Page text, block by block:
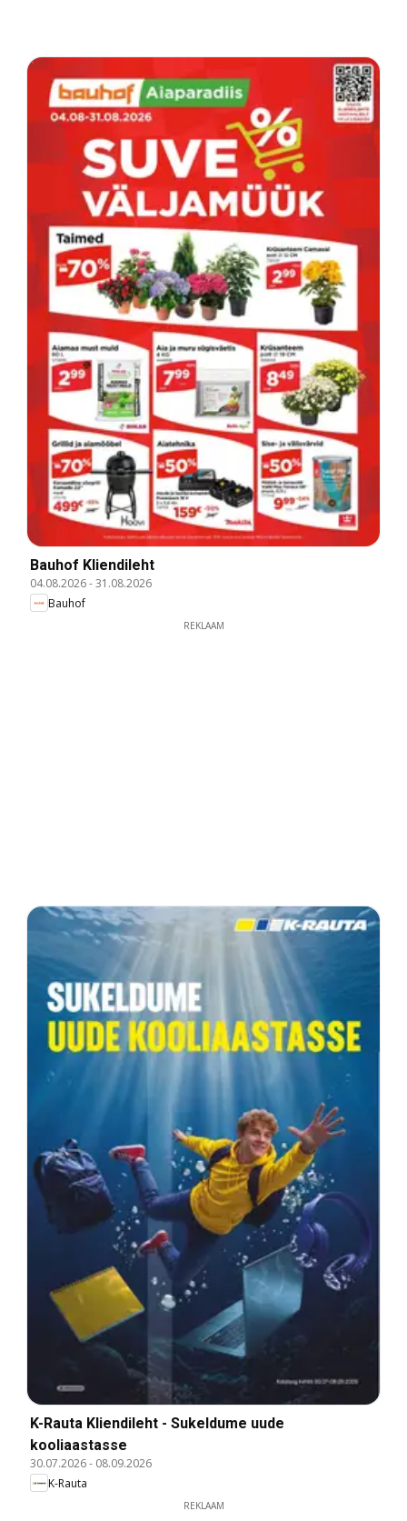
Bauhof Kliendileht
04.08.2026-31.08.2026
Bauhof
REKLAAM
K-Rauta Kliendileht - Sukeldume uude
kooliaastasse
30.07.2026- 08.09.2026
K-Rauta
REKLAAM